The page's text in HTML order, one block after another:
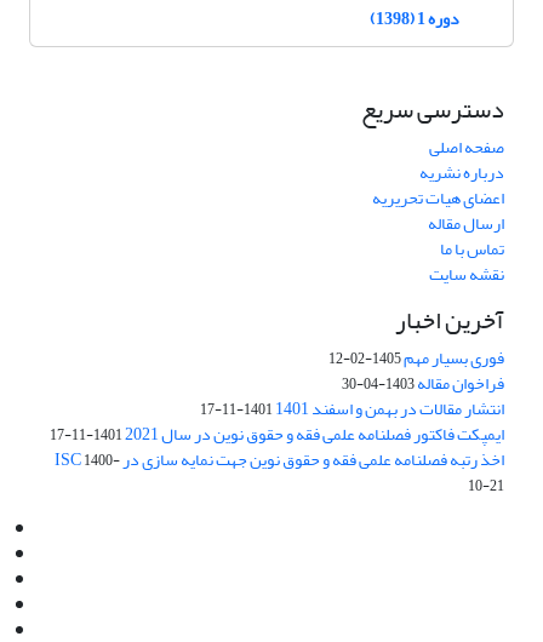
دوره 1 (1398)
دسترسی سریع
صفحه اصلی
درباره نشریه
اعضای هیات تحریریه
ارسال مقاله
تماس با ما
نقشه سایت
آخرین اخبار
فوری بسیار مهم1405-02-12
فراخوان مقاله1403-04-30
انتشار مقالات در بهمن و اسفند 1401 1401-11-17
ایمپکت فاکتور فصلنامه علمی فقه و حقوق نوین در سال 2021 1401-11-17
اخذ رتبه فصلنامه علمی فقه و حقوق نوین جهت نمایه سازی در ISC1400-
10-21